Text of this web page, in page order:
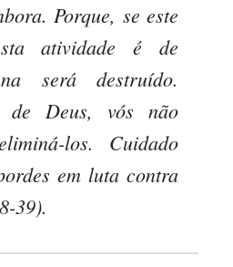
Porque, se este
atividade é de
será destruído.
de Deus, vós não
los. Cuidado
em luta contra
39).